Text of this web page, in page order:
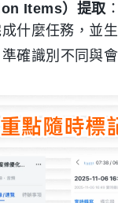
Items）提取
什麼任務，並
確識別不同與